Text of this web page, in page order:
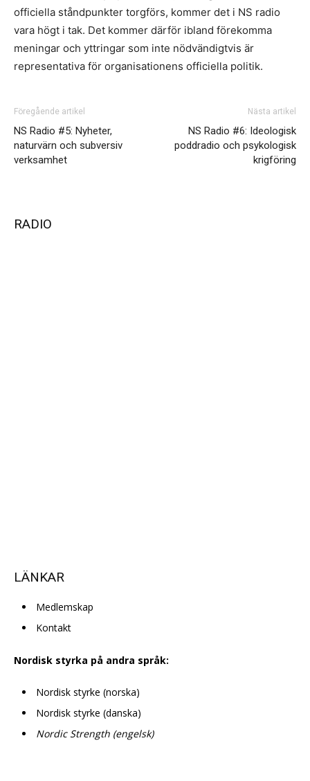
officiella ståndpunkter torgförs, kommer det i NS radio
vara högt i tak. Det kommer därför ibland förekomma
meningar och yttringar som inte nödvändigtvis är
representativa för organisationens officiella politik.
Föregående artikel
NS Radio #5: Nyheter,
naturvärn och subversiv
verksamhet
Nästa artikel
NS Radio #6: Ideologisk
poddradio och psykologisk
krigföring
RADIO
LÄNKAR
Medlemskap
Kontakt
Nordisk styrka på andra språk:
Nordisk styrke (norska)
Nordisk styrke (danska)
Nordic Strength (engelsk)